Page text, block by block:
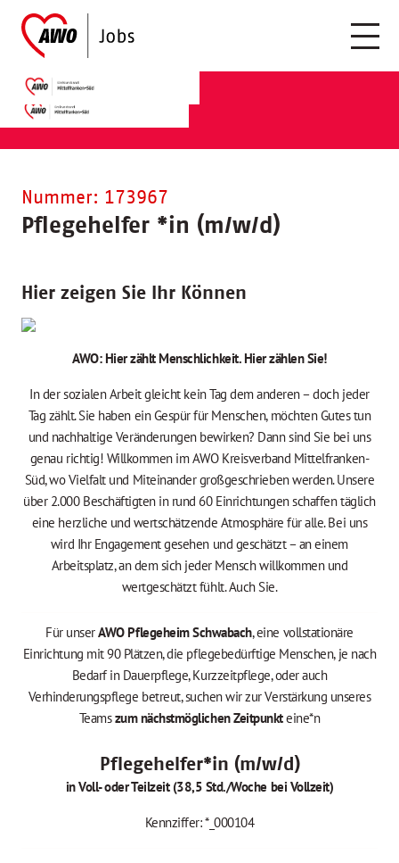
Nummer: 173967
Pflegehelfer *in (m/w/d)
Hier zeigen Sie Ihr Können
AWO: Hier zählt Menschlichkeit. Hier zählen Sie!
In der sozialen Arbeit gleicht kein Tag dem anderen – doch jeder
Tag zählt. Sie haben ein Gespür für Menschen, möchten Gutes tun
und nachhaltige Veränderungen bewirken? Dann sind Sie bei uns
genau richtig! Willkommen im AWO Kreisverband Mittelfranken-
Süd, wo Vielfalt und Miteinander großgeschrieben werden. Unsere
über 2.000 Beschäftigten in rund 60 Einrichtungen schaffen täglich
eine herzliche und wertschätzende Atmosphäre für alle. Bei uns
wird Ihr Engagement gesehen und geschätzt – an einem
Arbeitsplatz, an dem sich jeder Mensch willkommen und
wertgeschätzt fühlt. Auch Sie.
Für unserAWO Pflegeheim Schwabach, eine vollstationäre
Einrichtung mit 90 Plätzen, die pflegebedürftige Menschen, je nach
Bedarf in Dauerpflege, Kurzzeitpflege, oder auch
Verhinderungspflege betreut, suchen wir zur Verstärkung unseres
Teamszum nächstmöglichen Zeitpunkteine*n
Pflegehelfer*in (m/w/d)
in Voll- oder Teilzeit (38,5 Std./Woche bei Vollzeit)
Kennziffer: *_000104